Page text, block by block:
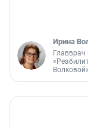
Ирина
Главврач
Волковой»